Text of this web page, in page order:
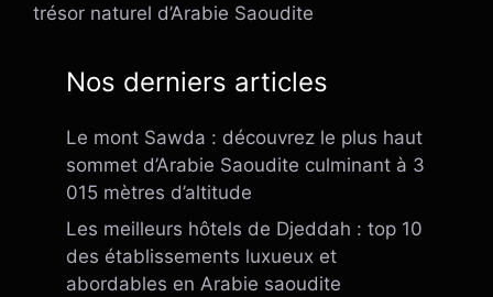
trésor naturel d’Arabie Saoudite
Nos derniers articles
Le mont Sawda : découvrez le plus haut
sommet d’Arabie Saoudite culminant à 3
015 mètres d’altitude
Les meilleurs hôtels de Djeddah : top 10
des établissements luxueux et
abordables en Arabie saoudite